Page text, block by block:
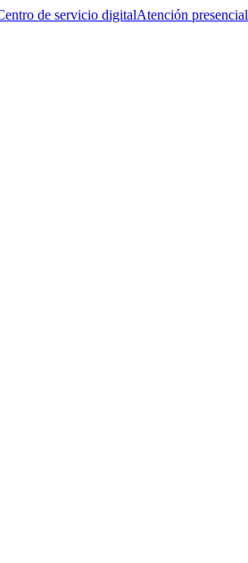
Atención presencial